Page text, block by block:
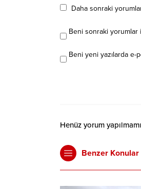
Daha sonraki
Beni sonraki yorumlar
Beni yeni yazılarda e-
Henüz yorum
Benzer Konular